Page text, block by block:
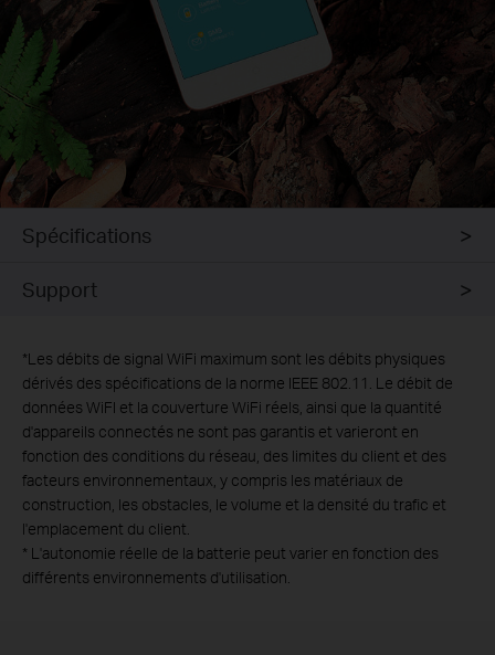
Spécifications
Support
*Les débits de signal WiFi maximum sont les débits physiques
dérivés des spécifications de la norme IEEE 802.11. Le débit de
données WiFI et la couverture WiFi réels, ainsi que la quantité
d'appareils connectés ne sont pas garantis et varieront en
fonction des conditions du réseau, des limites du client et des
facteurs environnementaux, y compris les matériaux de
construction, les obstacles, le volume et la densité du trafic et
l'emplacement du client.
* L'autonomie réelle de la batterie peut varier en fonction des
différents environnements d'utilisation.